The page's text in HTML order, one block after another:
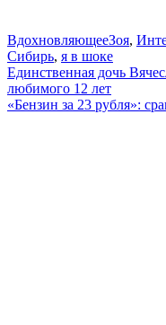
ВдохновляющееЗоя,
Сибирь, я в шоке
Навигация
по
Единственная дочь
любимого 12 лет
«Бензин за 23 рубля»: